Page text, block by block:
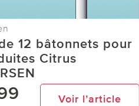
12 bâtonnets pour
Citrus
Voir l’article